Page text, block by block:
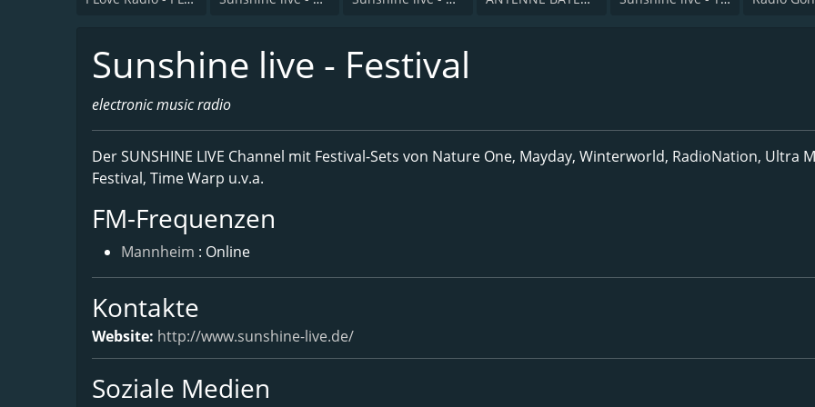
Sunshine live - Festival
electronic music radio
Der SUNSHINE LIVE Channel mit Festival-Sets von Nature One, Mayday, Winterworld, RadioNation, Ultra
Festival, Time Warp u.v.a.
FM-Frequenzen
Mannheim : Online
Kontakte
Website: http://www.sunshine-live.de/
Soziale Medien